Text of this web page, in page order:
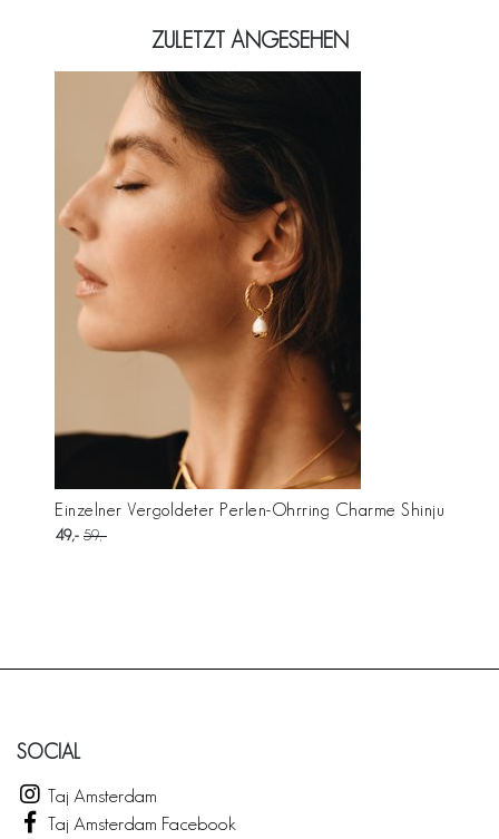
ZULETZT ANGESEHEN
Einzelner Vergoldeter Perlen-Ohrring Charme Shinju
49 59
SOCIAL
Taj Amsterdam
Taj Amsterdam Facebook